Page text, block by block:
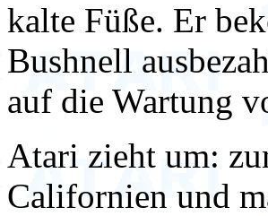
kalte Füße. Er
Bushnell
auf die Wartung
Atari zieht um:
Californien und